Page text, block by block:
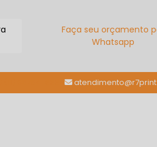
Faça seu orçamento
Whatsapp